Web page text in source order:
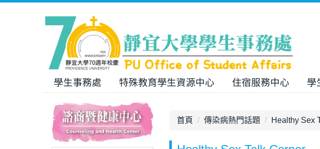
學生事務處 特殊教育學生資源中心 住宿服務中心 學
首頁 傳染病熱門話題 Healthy Sex